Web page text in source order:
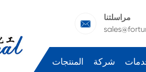

مراسلتنا
المنتجات شركة